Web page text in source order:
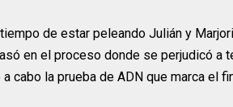
de estar peleando Julián y
en el proceso donde se perjudicó a
cabo la prueba de ADN que marca el